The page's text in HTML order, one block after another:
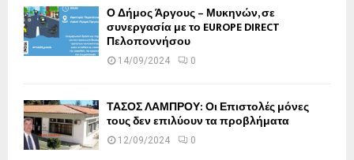
Ο Δήμος Άργους – Μυκηνών, σε
συνεργασία με το EUROPE DIRECT
Πελοποννήσου
14/09/2024 0
ΤΑΣΟΣ ΛΑΜΠΡΟΥ: Οι Επιστολές μόνες
τους δεν επιλύουν τα προβλήματα
12/09/2024 0